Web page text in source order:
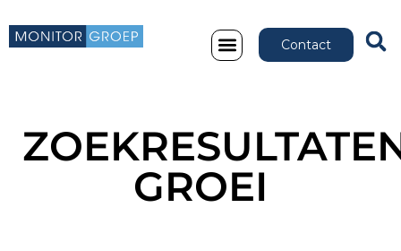
Contact
GROEI